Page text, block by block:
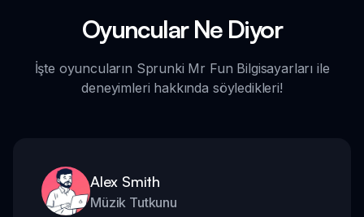
Oyuncular Ne Diyor
İşte oyuncuların Sprunki Mr Fun Bilgisayarları ile
deneyimleri hakkında söyledikleri!
Alex Smith
Müzik Tutkunu